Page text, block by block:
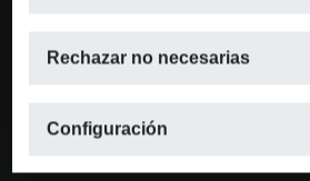
Rechazar no necesarias
Configuración
EMAIL